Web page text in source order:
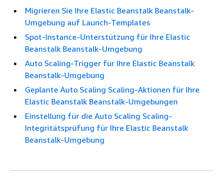
Migrieren Sie Ihre Elastic Beanstalk Beanstalk-
Umgebung auf Launch-Templates
Spot-Instance-Unterstützung für Ihre Elastic
Beanstalk Beanstalk-Umgebung
Auto Scaling-Trigger für Ihre Elastic Beanstalk
Beanstalk-Umgebung
Geplante Auto Scaling Scaling-Aktionen für Ihre
Elastic Beanstalk Beanstalk-Umgebungen
Einstellung für die Auto Scaling Scaling-
Integritätsprüfung für Ihre Elastic Beanstalk
Beanstalk-Umgebung